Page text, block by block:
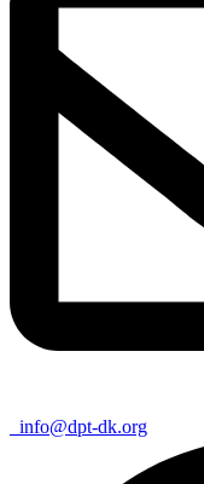
info@dpt-dk.org